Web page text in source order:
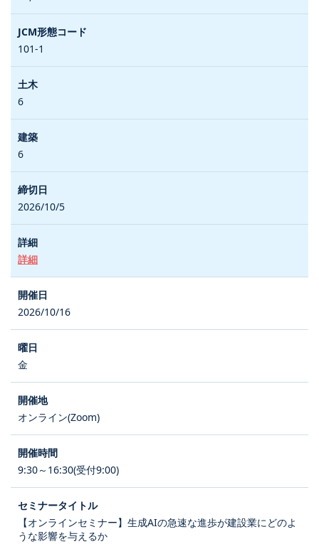
101-1
6
6
2026/10/5
詳細
2026/10/16
金
オンライン(Zoom)
9:30～16:30(受付9:00)
【オンラインセミナー】生成AIの急速な進歩が建設業にどのよ
うな影響を与えるか